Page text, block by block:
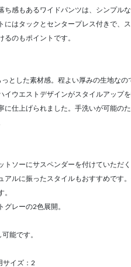
ち感もあるワイドパンツは、シンプル
にはタックとセンタープレス付きで、
るのもポイントです。
とした素材感。程よい厚みの生地な
イウエストデザインがスタイルアップ
に仕上げられました。手洗いが可能の
トソーにサスペンダーを付けていただ
アルに振ったスタイルもおすすめです
。
グレーの2色展開。
能です。
イズ：2